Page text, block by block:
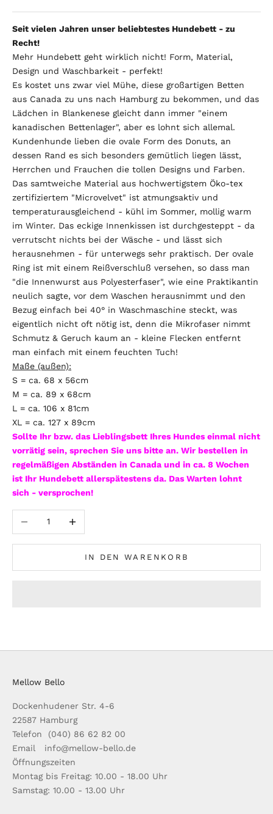
Seit vielen Jahren unser beliebtestes Hundebett - zu
Recht!
Mehr Hundebett geht wirklich nicht! Form, Material,
Design und Waschbarkeit - perfekt!
Es kostet uns zwar viel Mühe, diese großartigen Betten
aus Canada zu uns nach Hamburg zu bekommen, und das
Lädchen in Blankenese gleicht dann immer "einem
kanadischen Bettenlager", aber es lohnt sich allemal.
Kundenhunde lieben die ovale Form des Donuts, an
dessen Rand es sich besonders gemütlich liegen lässt,
Herrchen und Frauchen die tollen Designs und Farben.
Das samtweiche Material aus hochwertigstem Öko-tex
zertifiziertem "Microvelvet" ist atmungsaktiv und
temperaturausgleichend - kühl im Sommer, mollig warm
im Winter. Das eckige Innenkissen ist durchgesteppt - da
verrutscht nichts bei der Wäsche - und lässt sich
herausnehmen - für unterwegs sehr praktisch. Der ovale
Ring ist mit einem Reißverschluß versehen, so dass man
"die Innenwurst aus Polyesterfaser", wie eine Praktikantin
neulich sagte, vor dem Waschen herausnimmt und den
Bezug einfach bei 40° in Waschmaschine steckt, was
eigentlich nicht oft nötig ist, denn die Mikrofaser nimmt
Schmutz & Geruch kaum an - kleine Flecken entfernt
man einfach mit einem feuchten Tuch!
Maße (außen):
S = ca. 68 x 56cm
M = ca. 89 x 68cm
L = ca. 106 x 81cm
XL = ca. 127 x 89cm
Sollte Ihr bzw. das Lieblingsbett Ihres Hundes einmal nicht
vorrätig sein, sprechen Sie uns bitte an. Wir bestellen in
regelmäßigen Abständen in Canada und in ca. 8 Wochen
ist Ihr Hundebett allerspätestens da. Das Warten lohnt
sich - versprochen!
Anzahl verringern
IN DEN WARENKORB
Mellow Bello
Dockenhudener Str. 4-6
22587 Hamburg
Telefon (040) 86 62 82 00
Email info@mellow-bello.de
Öffnungszeiten
Montag bis Freitag: 10.00 - 18.00 Uhr
Samstag: 10.00 - 13.00 Uhr